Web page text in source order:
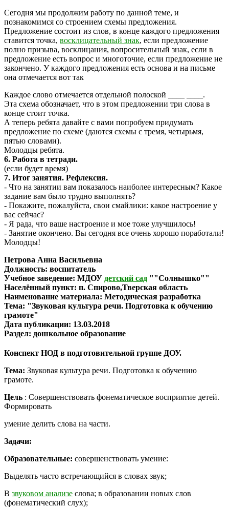
Сегодня мы продолжим работу по данной теме, и
познакомимся со строением схемы предложения.
Предложение состоит из слов, в конце каждого предложения
ставится точка, восклицательный знак, если предложение
полно призыва, восклицания, вопросительный знак, если в
предложение есть вопрос и многоточие, если предложение не
закончено. У каждого предложения есть основа и на письме
она отмечается вот так
Каждое слово отмечается отдельной полоской ____ ____.
Эта схема обозначает, что в этом предложении три слова в
конце стоит точка.
А теперь ребята давайте с вами попробуем придумать
предложение по схеме (даются схемы с тремя, четырьмя,
пятью словами).
Молодцы ребята.
6. Работа в тетради.
(если будет время)
7. Итог занятия. Рефлексия.
- Что на занятии вам показалось наиболее интересным? Какое
задание вам было трудно выполнять?
- Покажите, пожалуйста, свои смайлики: какое настроение у
вас сейчас?
- Я рада, что ваше настроение и мое тоже улучшилось!
- Занятие окончено. Вы сегодня все очень хорошо поработали!
Молодцы!
Петрова Анна Васильевна
Должность: воспитатель
Учебное заведение: МДОУ детский сад ""Солнышко""
Населённый пункт: п. Спирово,Тверская область
Наименование материала: Методическая разработка
Тема: "Звуковая культура речи. Подготовка к обучению
грамоте"
Дата публикации: 13.03.2018
Раздел: дошкольное образование
Конспект НОД в подготовительной группе ДОУ.
Тема: Звуковая культура речи. Подготовка к обучению
грамоте.
Цель : Совершенствовать фонематическое восприятие детей.
Формировать
умение делить слова на части.
Задачи:
Образовательные: совершенствовать умение:
Выделять часто встречающийся в словах звук;
В звуковом анализе слова; в образовании новых слов
(фонематический слух);